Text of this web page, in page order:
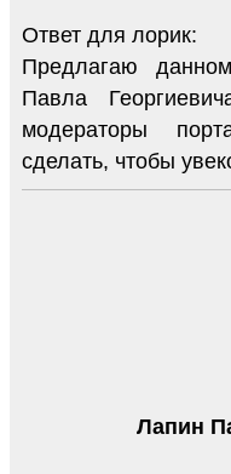
Ответ для лорик:
Предлагаю
Павла
модераторы
сделать, чтобы
Лапин